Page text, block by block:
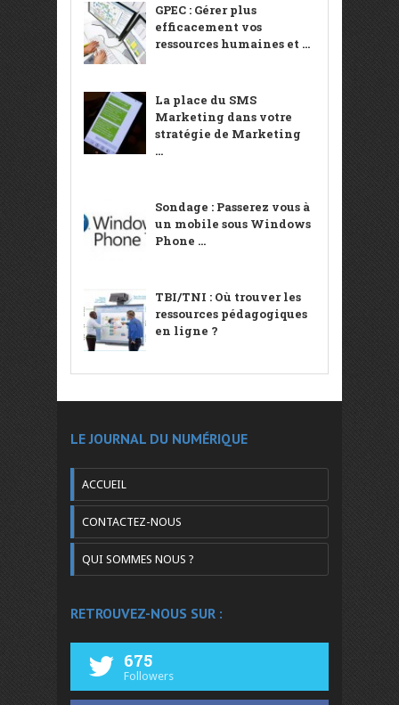
GPEC : Gérer plus
efficacement vos
ressources humaines et ...
La place du SMS
Marketing dans votre
stratégie de Marketing
...
Sondage : Passerez vous à
un mobile sous Windows
Phone ...
TBI/TNI : Où trouver les
ressources pédagogiques
en ligne ?
LE JOURNAL DU NUMÉRIQUE
ACCUEIL
CONTACTEZ-NOUS
QUI SOMMES NOUS ?
RETROUVEZ-NOUS SUR :
675
Followers